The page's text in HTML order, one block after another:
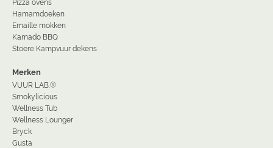
Pizza ovens
Hamamdoeken
Emaille mokken
Kamado BBQ
Stoere Kampvuur dekens
Merken
VUUR LAB.®
Smokylicious
Wellness Tub
Wellness Lounger
Bryck
Gusta